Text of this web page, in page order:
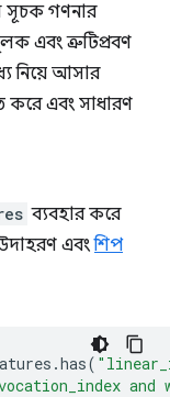
সূচক গণনার
এবং ত্রুটিপ্রবণ
নিয়ে আসার
করে এবং সাধারণ
ব্যবহার করে
উদাহরণ এবংশিপ
.has(